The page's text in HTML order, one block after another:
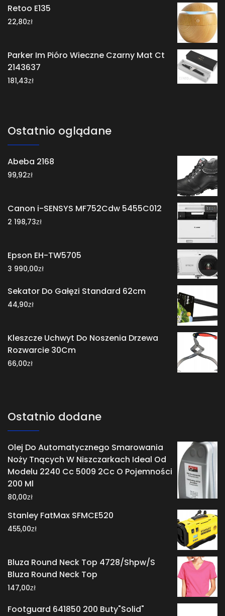
Retoo E135
22,80zł
Parker Im Pióro Wieczne Czarny Mat Ct
2143637
181,43zł
Ostatnio oglądane
Abeba 2168
99,92zł
Canon i-SENSYS MF752Cdw 5455C012
2 198,73zł
Epson EH-TW5705
3 990,00zł
Sekator Do Gałęzi Standard 62cm
44,90zł
Kleszcze Uchwyt Do Noszenia Drzewa
Rozwarcie 30Cm
66,00zł
Ostatnio dodane
Olej Do Automatycznego Smarowania
Noży Tnących W Niszczarkach Ideal Od
Modelu 2240 Cc 5009 2Cc O Pojemności
200 Ml
80,00zł
Stanley FatMax SFMCE520
455,00zł
Bluza Round Neck Top 4728/Shpw/S
Bluza Round Neck Top
147,00zł
Footguard 641850 200 Buty"Solid"